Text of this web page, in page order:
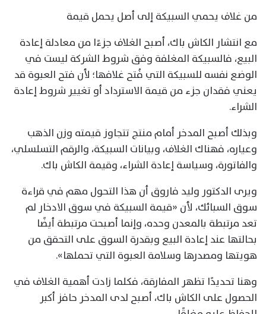
من غلاف يحمي السبيكة إلى أصل يحمل قيمة
مع انتشار الكاش باك، أصبح الغلاف جزءًا من معادلة إعادة
البيع، فالسبيكة المغلفة وفق شروط الشركة ليست في
الوضع نفسه للسبيكة التي فُتح غلافها؛ لأن فتح العبوة قد
يعني فقدان جزء من قيمة الاسترداد أو تغيير شروط إعادة
الشراء.
وبذلك أصبح المدخر أمام منتج تتجاوز قيمته وزن الذهب
وعياره، فهناك الغلاف، وبيانات السبيكة، والرقم التسلسلي،
والفاتورة، وسياسة إعادة الشراء، وقيمة الكاش باك.
ويرى الدكتور وليد فاروق أن هذا التحول مهم في قراءة
سوق السبائك، لأن «قيمة السبيكة في سوق الادخار لم
تعد مرتبطة بالمعدن وحده، وإنما أصبحت مرتبطة أيضًا
بحالتها عند إعادة البيع وبقدرة السوق على التحقق من
هويتها ومصدرها وسلامة العبوة التي تحملها».
وهنا تحديدًا تظهر المفارقة، فكلما زادت أهمية الغلاف في
الحصول على الكاش باك، أصبح لدى المدخر حافز أكبر